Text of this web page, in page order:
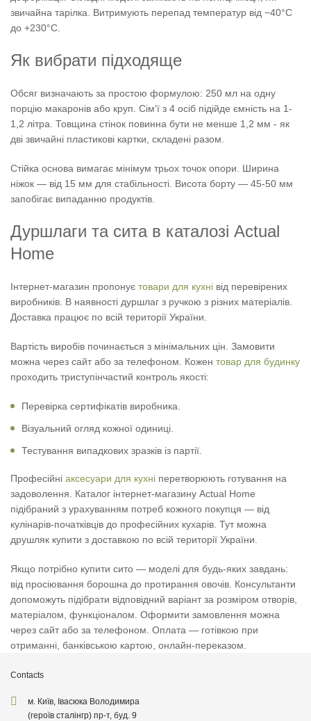
звичайна тарілка. Витримують перепад температур від −40°C
до +230°C.
Як вибрати підходяще
Обсяг визначають за простою формулою: 250 мл на одну
порцію макаронів або круп. Сім'ї з 4 осіб підійде ємність на 1-
1,2 літра. Товщина стінок повинна бути не менше 1,2 мм - як
дві звичайні пластикові картки, складені разом.
Стійка основа вимагає мінімум трьох точок опори. Ширина
ніжок — від 15 мм для стабільності. Висота борту — 45-50 мм
запобігає випаданню продуктів.
Дуршлаги та сита в каталозі Actual
Home
Інтернет-магазин пропонує товари для кухні від перевірених
виробників. В наявності дуршлаг з ручкою з різних матеріалів.
Доставка працює по всій території України.
Вартість виробів починається з мінімальних цін. Замовити
можна через сайт або за телефоном. Кожен товар для будинку
проходить триступінчастий контроль якості:
Перевірка сертифікатів виробника.
Візуальний огляд кожної одиниці.
Тестування випадкових зразків із партії.
Професійні аксесуари для кухні перетворюють готування на
задоволення. Каталог інтернет-магазину Actual Home
підібраний з урахуванням потреб кожного покупця — від
кулінарів-початківців до професійних кухарів. Тут можна
друшляк купити з доставкою по всій території України.
Якщо потрібно купити сито — моделі для будь-яких завдань:
від просіювання борошна до протирання овочів. Консультанти
допоможуть підібрати відповідний варіант за розміром отворів,
матеріалом, функціоналом. Оформити замовлення можна
через сайт або за телефоном. Оплата — готівкою при
отриманні, банківською картою, онлайн-переказом.
Contacts
м. Київ, Івасюка Володимира
(героїв сталінгр) пр-т, буд. 9